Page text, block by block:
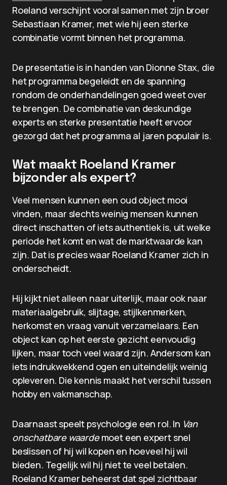
Roeland verschijnt vooral samen met zijn broer
Sebastiaan Kramer, met wie hij een sterke
combinatie vormt binnen het programma.
De presentatie is in handen van Dionne Stax, die
het programma begeleidt en de spanning
rondom de onderhandelingen goed weet over
te brengen. De combinatie van deskundige
experts en sterke presentatie heeft ervoor
gezorgd dat het programma al jaren populair is.
Wat maakt Roeland Kramer
bijzonder als expert?
Veel mensen kunnen een oud object mooi
vinden, maar slechts weinig mensen kunnen
direct inschatten of iets authentiek is, uit welke
periode het komt en wat de marktwaarde kan
zijn. Dat is precies waar Roeland Kramer zich in
onderscheidt.
Hij kijkt niet alleen naar uiterlijk, maar ook naar
materiaalgebruik, slijtage, stijlkenmerken,
herkomst en vraag vanuit verzamelaars. Een
object kan op het eerste gezicht eenvoudig
lijken, maar toch veel waard zijn. Andersom kan
iets indrukwekkend ogen en uiteindelijk weinig
opleveren. Die kennis maakt het verschil tussen
hobby en vakmanschap.
Daarnaast speelt psychologie een rol. In Van
onschatbare waardemoet een expert snel
beslissen of hij wil kopen en hoeveel hij wil
bieden. Tegelijk wil hij niet te veel betalen.
Roeland Kramer beheerst dat spel zichtbaar